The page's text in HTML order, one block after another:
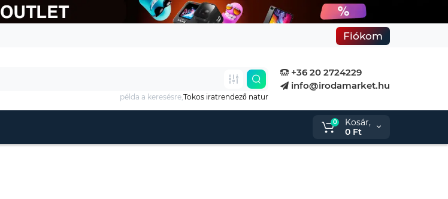
Fiókom
+36 20 2724229
info@irodamarket.hu
példa a keresésre, Tokos iratrendező natur
0
Kosár,
0 Ft